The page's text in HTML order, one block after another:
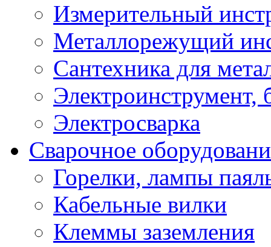
Измерительный
Металлорежущий
Сантехника для
Электроинструмент,
Электросварка
Сварочное
Горелки, лампы
Кабельные вилки
Клеммы заземления